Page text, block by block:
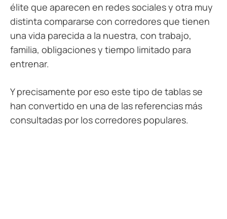
élite que aparecen en redes sociales y otra muy
distinta compararse con corredores que tienen
una vida parecida a la nuestra, con trabajo,
familia, obligaciones y tiempo limitado para
entrenar.
Y precisamente por eso este tipo de tablas se
han convertido en una de las referencias más
consultadas por los corredores populares.